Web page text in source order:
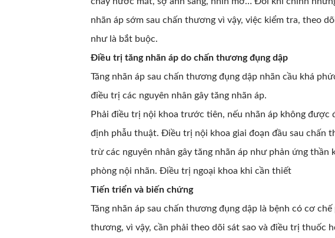
nhãn áp sớm sau chấn thương vì vậy, việc kiểm tra, theo
như là bắt buộc.
Điều trị tăng nhãn áp do chấn thương đụng dập
Tăng nhãn áp sau chấn thương đụng dập nhãn cầu khá
điều trị các nguyên nhân gây tăng nhãn áp.
Phải điều trị nội khoa trước tiên, nếu nhãn áp không được
định phẫu thuật. Điều trị nội khoa giai đoạn đầu sau chấn
trừ các nguyên nhân gây tăng nhãn áp như phản ứng
phòng nội nhãn. Điều trị ngoại khoa khi cần thiết
Tiến triển và biến chứng
Tăng nhãn áp sau chấn thương đụng dập là bệnh có cơ
thương, vì vậy, cần phải theo dõi sát sao và điều trị thuốc